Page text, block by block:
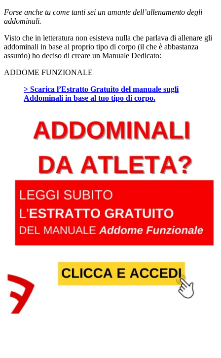
Forse anche tu come tanti sei un amante dell’allenamento degli
addominali.
Visto che in letteratura non esisteva nulla che parlava di allenare gli
addominali in base al proprio tipo di corpo (il che è abbastanza
assurdo) ho deciso di creare un Manuale Dedicato:
ADDOME FUNZIONALE
> Scarica l’Estratto Gratuito del manuale sugli
Addominali in base al tuo tipo di corpo.